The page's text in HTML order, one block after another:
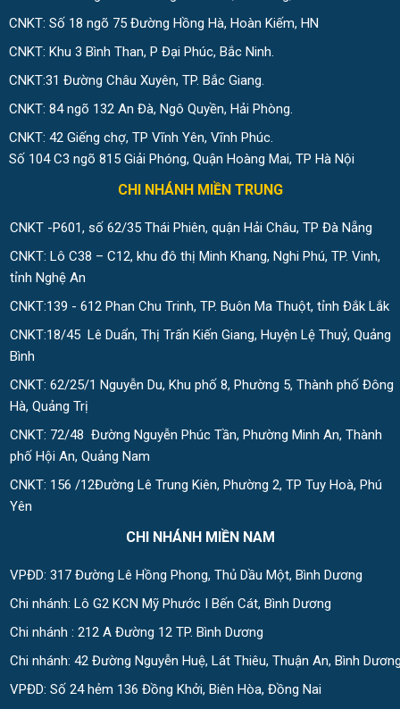
CNKT: Số 18 ngõ 75 Đường Hồng Hà, Hoàn Kiếm, HN
CNKT: Khu 3 Bình Than, P Đại Phúc, Bắc Ninh.
CNKT:31 Đường Châu Xuyên, TP. Bắc Giang.
CNKT: 84 ngõ 132 An Đà, Ngô Quyền, Hải Phòng.
CNKT: 42 Giếng chợ, TP Vĩnh Yên, Vĩnh Phúc.
Số 104 C3 ngõ 815 Giải Phóng, Quận Hoàng Mai, TP Hà Nội
CHI NHÁNH MIỀN TRUNG
CNKT -P601, số 62/35 Thái Phiên, quận Hải Châu, TP Đà Nẵng
CNKT: Lô C38 – C12, khu đô thị Minh Khang, Nghi Phú, TP. Vinh,
tỉnh Nghệ An
CNKT:139 - 612 Phan Chu Trinh, TP. Buôn Ma Thuột, tỉnh Đắk Lắk
CNKT:18/45 Lê Duẩn, Thị Trấn Kiến Giang, Huyện Lệ Thuỷ, Quảng
Bình
CNKT: 62/25/1 Nguyễn Du, Khu phố 8, Phường 5, Thành phố Đông
Hà, Quảng Trị
CNKT: 72/48 Đường Nguyễn Phúc Tần, Phường Minh An, Thành
phố Hội An, Quảng Nam
CNKT: 156 /12Đường Lê Trung Kiên, Phường 2, TP Tuy Hoà, Phú
Yên
CHI NHÁNH MIỀN NAM
VPĐD: 317 Đường Lê Hồng Phong, Thủ Dầu Một, Bình Dương
Chi nhánh: Lô G2 KCN Mỹ Phước I Bến Cát, Bình Dương
Chi nhánh : 212 A Đường 12 TP. Bình Dương
Chi nhánh: 42 Đường Nguyễn Huệ, Lát Thiêu, Thuận An, Bình
VPĐD: Số 24 hẻm 136 Đồng Khởi, Biên Hòa, Đồng Nai